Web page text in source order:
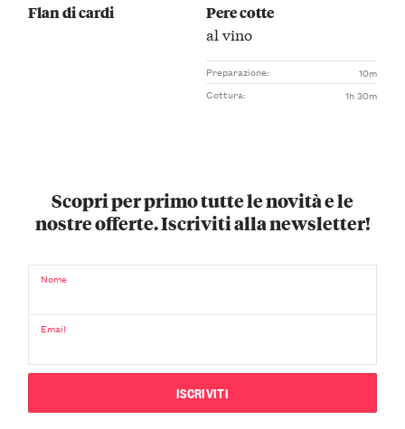
Flan di cardi
Pere cotte
al vino
Preparazione:
10m
Cottura:
1h 30m
Scopri per primo tutte le novità e le
nostre offerte. Iscriviti alla newsletter!
Nome
Email